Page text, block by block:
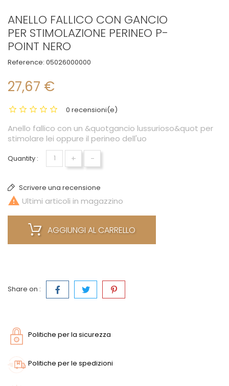
ANELLO FALLICO CON GANCIO
PER STIMOLAZIONE PERINEO P-
POINT NERO
Reference: 05026000000
27,67 €
0 recensioni(e)
Anello fallico con un &quotgancio lussurioso&quot per
stimolare lei oppure il perineo dell'uo
Quantity : + -
Scrivere una recensione
 Ultimi articoli in magazzino
AGGIUNGI AL CARRELLO
Share on :
Politiche per la sicurezza
Politiche per le spedizioni